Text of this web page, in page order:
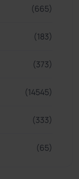
(665)
(183)
(373)
(14545)
(333)
(65)